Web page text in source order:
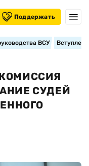
Поддержать
ВСУ
СУДЕЙ